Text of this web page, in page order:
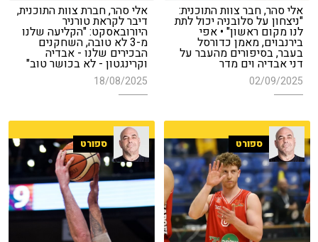
אלי סהר, חבר צוות התוכנית:
"ניצחון על סלובניה יכול לתת
לנו מקום ראשון" • אפי
בירנבוים, מאמן כדורסל
בעבר, בסיפורים מהעבר על
דני אבדיה וים מדר
02/09/2025
אלי סהר, חברת צוות התוכנית,
דיבר לקראת טורניר
היורובאסקט: "הקליעה שלנו
מ-3 לא טובה, השחקנים
הבכירים שלנו - אבדיה
וקרינגטון - לא בכושר טוב"
18/08/2025
ספורט ספורט